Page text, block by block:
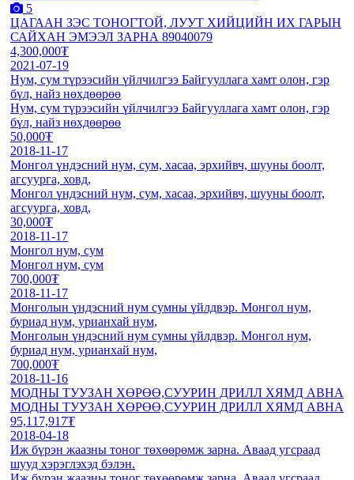
5
ЦАГААН ЗЭС ТОНОГТОЙ, ЛУУТ ХИЙЦИЙН ИХ ГАРЫН
САЙХАН ЭМЭЭЛ ЗАРНА 89040079
4,300,000₮
2021-07-19
Нум, сум түрээсийн үйлчилгээ Байгууллага хамт олон, гэр
бүл, найз нөхдөөрөө
Нум, сум түрээсийн үйлчилгээ Байгууллага хамт олон, гэр
бүл, найз нөхдөөрөө
50,000₮
2018-11-17
Монгол үндэсний нум, сум, хасаа, эрхийвч, шууны боолт,
агсуурга, ховд,
Монгол үндэсний нум, сум, хасаа, эрхийвч, шууны боолт,
агсуурга, ховд,
30,000₮
2018-11-17
Монгол нум, сум
Монгол нум, сум
700,000₮
2018-11-17
Монголын үндэсний нум сумны үйлдвэр. Монгол нум,
буриад нум, урианхай нум,
Монголын үндэсний нум сумны үйлдвэр. Монгол нум,
буриад нум, урианхай нум,
700,000₮
2018-11-16
МОДНЫ ТУУЗАН ХӨРӨӨ,СУУРИН ДРИЛЛ ХЯМД АВНА
МОДНЫ ТУУЗАН ХӨРӨӨ,СУУРИН ДРИЛЛ ХЯМД АВНА
95,117,917₮
2018-04-18
Иж бүрэн жаазны тоног төхөөрөмж зарна. Аваад угсраад
шууд хэрэглэхэд бэлэн.